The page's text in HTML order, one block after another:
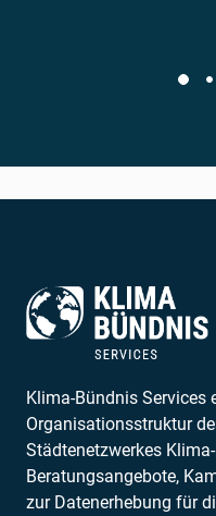
Klima-Bündnis Services
Organisationsstruktur
Städtenetzwerkes
Beratungsangebote,
zur Datenerhebung für